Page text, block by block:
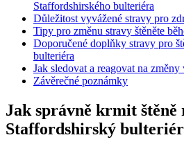
Staffordshirského bulteriéra
Důležitost vyvážené stravy pro
Tipy pro změnu stravy štěněte
Doporučené doplňky stravy pro
bulteriéra
Jak sledovat a reagovat na změny
Závěrečné poznámky
Jak správně krmit štěně
Staffordshirský bulteriér